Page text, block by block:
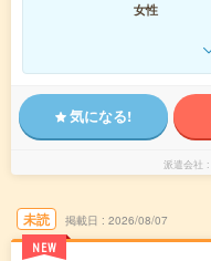
女性
気になる!
派遣会社
未読
NEW
掲載日 2026/08/07